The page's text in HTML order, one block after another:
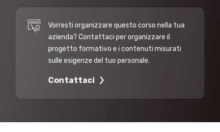
Vorresti organizzare questo corso nella tua
azienda? Contattaci per organizzare il
progetto formativo e i contenuti misurati
sulle esigenze del tuo personale.
Contattaci